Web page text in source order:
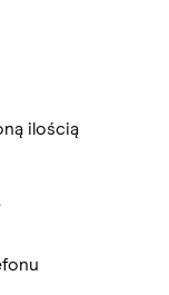
ilością